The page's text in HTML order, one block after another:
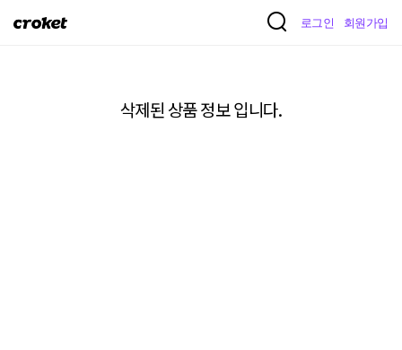
크
로그인 회원가입
삭제된 상품 정보 입니다.